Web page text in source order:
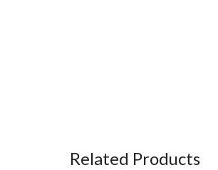
Related Products